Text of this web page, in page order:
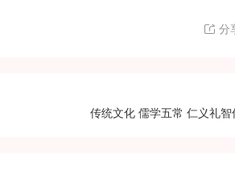
分
传统文化 儒学五常 仁义礼